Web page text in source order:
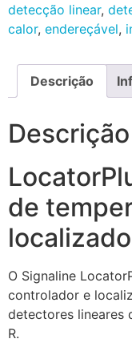
detecção linear,
calor, endereçável,
Descrição
Descrição
de
O Signaline
controlador e
detectores lineares
R.